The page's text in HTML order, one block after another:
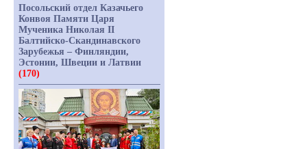
Посольский отдел Казачьего
Конвоя Памяти Царя
Мученика Николая II
Балтийско-Скандинавского
Зарубежья – Финляндии,
Эстонии, Швеции и Латвии
(170)